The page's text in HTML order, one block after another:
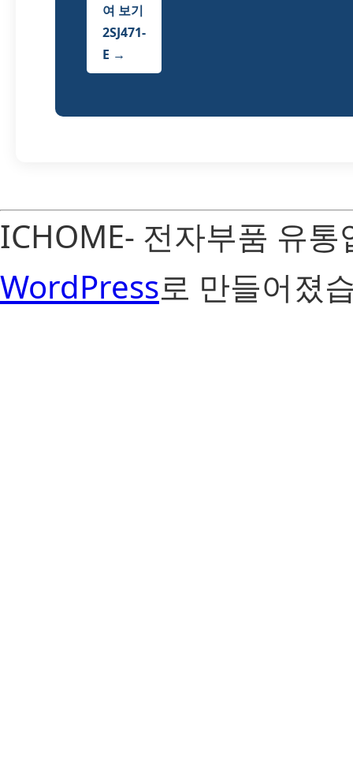
여 보기
2SJ471-
E →
ICHOME- 전자부품 유
WordPress로 만들어졌